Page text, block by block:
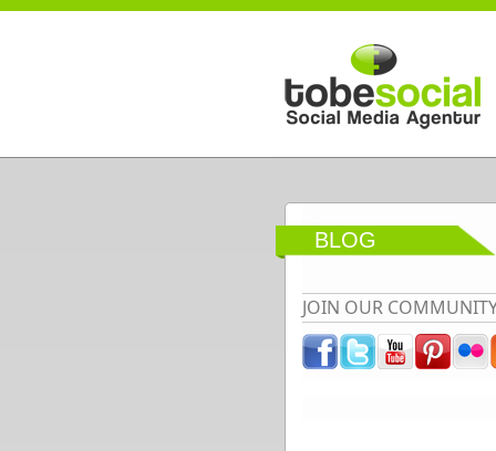
Direkt zum Inhalt
BLOG
JOIN OUR